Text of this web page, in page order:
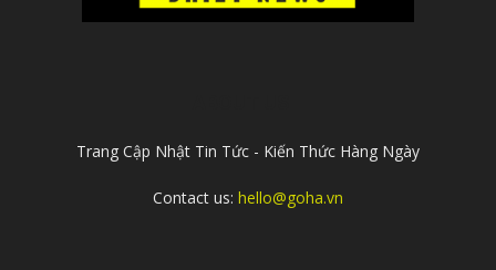
Trang Cập Nhật Tin Tức - Kiến Thức Hàng Ngày
Contact us: hello@goha.vn